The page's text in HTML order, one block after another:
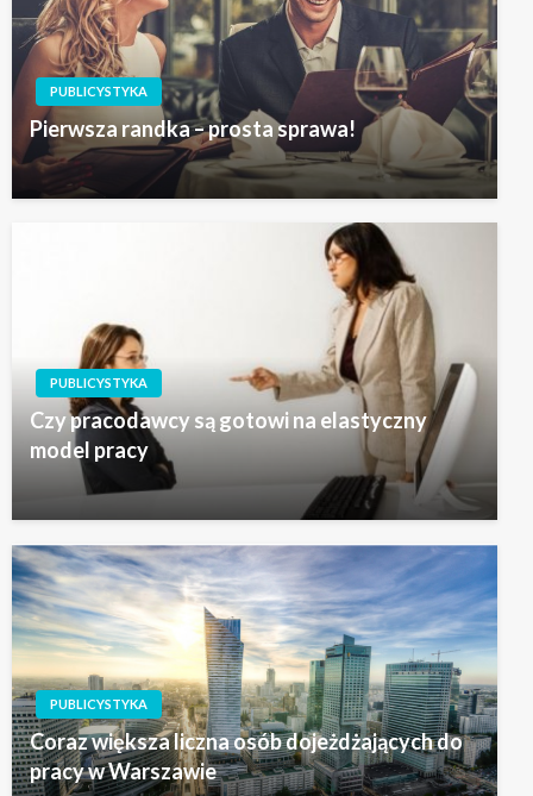
PUBLICYSTYKA
Pierwsza randka – prosta sprawa!
PUBLICYSTYKA
Czy pracodawcy są gotowi na elastyczny
model pracy
PUBLICYSTYKA
Coraz większa liczna osób dojeżdżających do
pracy w Warszawie